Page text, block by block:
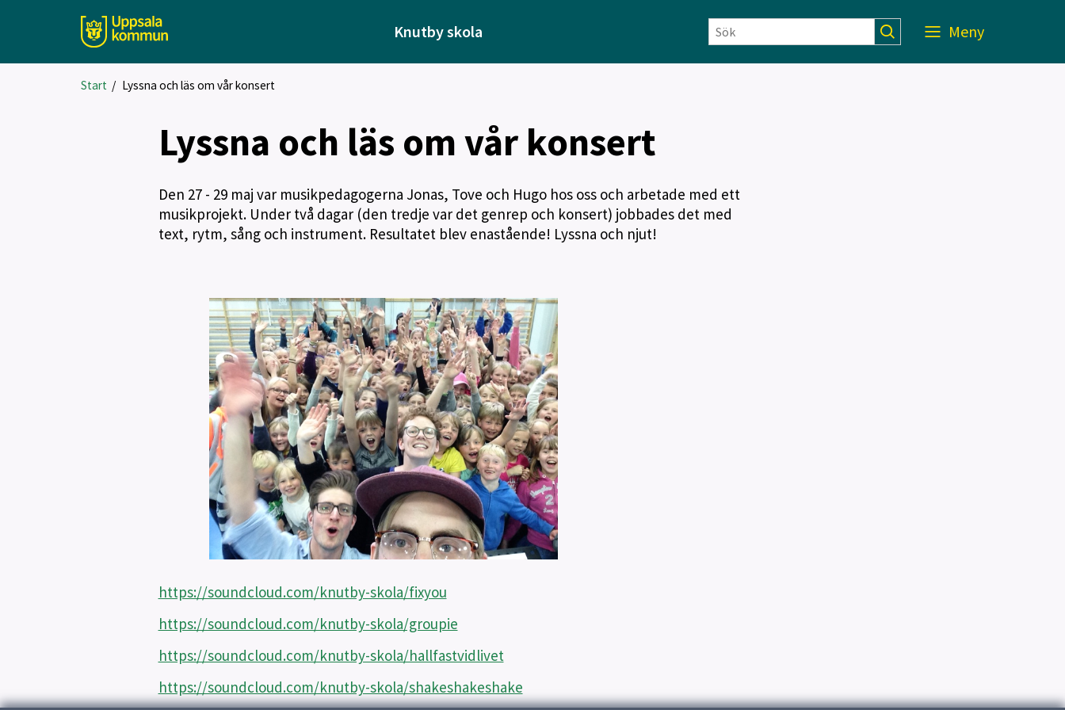
Knutby skola Meny
Start / Lyssna och läs om vår konsert
Lyssna och läs om vår konsert
Den 27 - 29 maj var musikpedagogerna Jonas, Tove och Hugo hos oss och arbetade med ett
musikprojekt. Under två dagar (den tredje var det genrep och konsert) jobbades det med
text, rytm, sång och instrument. Resultatet blev enastående! Lyssna och njut!
https://soundcloud.com/knutby-skola/fixyou
https://soundcloud.com/knutby-skola/groupie
https://soundcloud.com/knutby-skola/hallfastvidlivet
https://soundcloud.com/knutby-skola/shakeshakeshake